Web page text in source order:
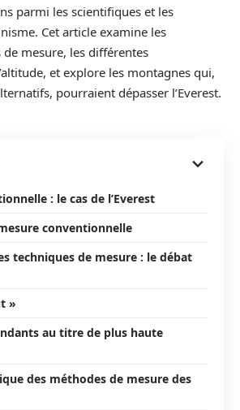
parmi les scientifiques et les
Cet article examine les
mesure, les différentes
et explore les montagnes qui,
pourraient dépasser l’Everest.
: le cas de l’Everest
conventionnelle
techniques de mesure : le débat
»
au titre de plus haute
des méthodes de mesure des